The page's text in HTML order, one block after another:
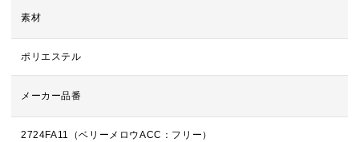
素材
ポリエステル
メーカー品番
2724FA11（ベリーメロウACC：フリー）